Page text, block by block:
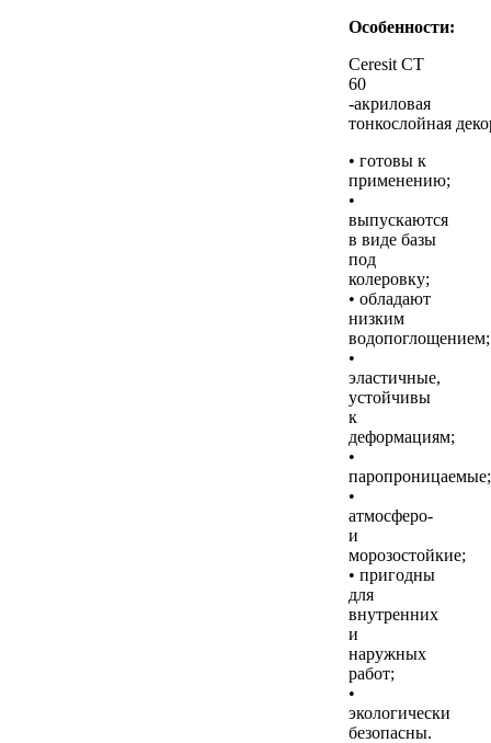
Особенности:
Ceresit CT
60
-акриловая
тонкослойная
• готовы к
применению;
•
выпускаются
в виде базы
под
колеровку;
• обладают
низким
водопоглощением;
•
эластичные,
устойчивы
к
деформациям;
•
паропроницаемые;
•
атмосферо-
и
морозостойкие;
• пригодны
для
внутренних
и
наружных
работ;
•
экологически
безопасны.